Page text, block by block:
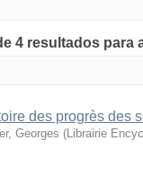
4 resultados para
des progrès des
Georges (Librairie